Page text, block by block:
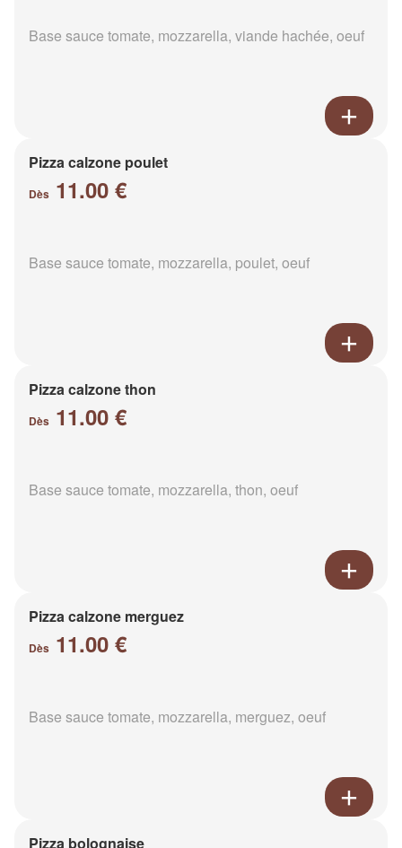
Base sauce tomate, mozzarella, viande hachée, oeuf
Pizza calzone poulet
Dès 11.00 €
Base sauce tomate, mozzarella, poulet, oeuf
Pizza calzone thon
Dès 11.00 €
Base sauce tomate, mozzarella, thon, oeuf
Pizza calzone merguez
Dès 11.00 €
Base sauce tomate, mozzarella, merguez, oeuf
Pizza bolognaise